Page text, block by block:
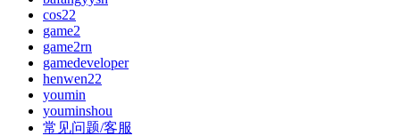
cos22
game2
game2rn
gamedeveloper
henwen22
youmin
youminshou
常见问题/客服